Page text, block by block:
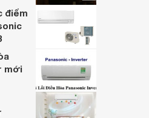
Panasonic Inverter
BTU 2 chiều XZ12ZKH-8
328.700.000 đ
điểm
mới